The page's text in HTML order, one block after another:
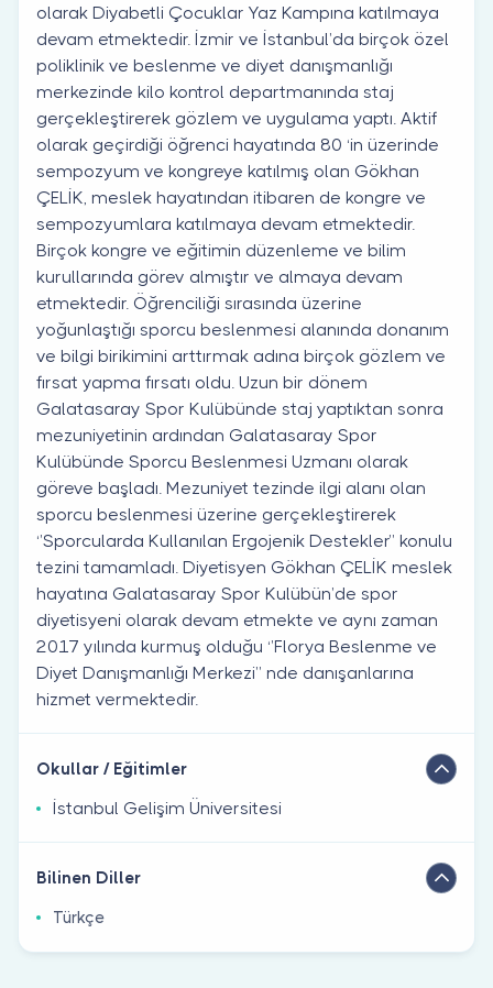
olarak Diyabetli Çocuklar Yaz Kampına katılmaya
devam etmektedir. İzmir ve İstanbul’da birçok özel
poliklinik ve beslenme ve diyet danışmanlığı
merkezinde kilo kontrol departmanında staj
gerçekleştirerek gözlem ve uygulama yaptı. Aktif
olarak geçirdiği öğrenci hayatında 80 ‘in üzerinde
sempozyum ve kongreye katılmış olan Gökhan
ÇELİK, meslek hayatından itibaren de kongre ve
sempozyumlara katılmaya devam etmektedir.
Birçok kongre ve eğitimin düzenleme ve bilim
kurullarında görev almıştır ve almaya devam
etmektedir. Öğrenciliği sırasında üzerine
yoğunlaştığı sporcu beslenmesi alanında donanım
ve bilgi birikimini arttırmak adına birçok gözlem ve
fırsat yapma fırsatı oldu. Uzun bir dönem
Galatasaray Spor Kulübünde staj yaptıktan sonra
mezuniyetinin ardından Galatasaray Spor
Kulübünde Sporcu Beslenmesi Uzmanı olarak
göreve başladı. Mezuniyet tezinde ilgi alanı olan
sporcu beslenmesi üzerine gerçekleştirerek
‘’Sporcularda Kullanılan Ergojenik Destekler’’ konulu
tezini tamamladı. Diyetisyen Gökhan ÇELİK meslek
hayatına Galatasaray Spor Kulübün’de spor
diyetisyeni olarak devam etmekte ve aynı zaman
2017 yılında kurmuş olduğu ‘’Florya Beslenme ve
Diyet Danışmanlığı Merkezi’’ nde danışanlarına
hizmet vermektedir.
Okullar / Eğitimler
İstanbul Gelişim Üniversitesi
Bilinen Diller
Türkçe